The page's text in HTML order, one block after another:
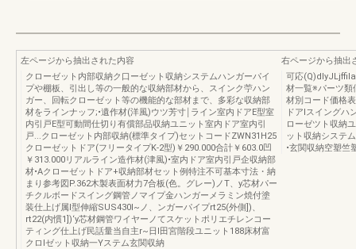
左ページから抽出された内容
クローゼット内部収納ク口ーゼット収納システムハンガーパイ
プや棚板、引出し等の一般的な収納部材から、スインク苧ハン
ガー、回転クローゼット等の機能的な部材まで、多彩な収納部
材をラインナッフ;•遺作材(洋風)ウツ芳寸￨ライン室内ドアE型室
内引戸E型可動間仕切り有償部品収納ユニット室内ドア室内引
戸...クローゼット内部収納(標準タイプ)セットコードZWN31H25
クローゼットドア(フリータイプK-2型)￥290.000合計￥603.0凹
￥313.000リアルライン造作材(津風)•室内ドア室内引戸企収納部
材•Aクローゼットドア+収納部材セット例特注不可基本寸法・納
まり参考図P.362木製表面材力7合板(色。グレー)ノT、y芯材パー
チクルボードスイング鋼管ノマイプ金ハンガーメラミン焼付塗
装仕上げ属I型伸縮SUS430I~ノ、ンガーパイプrt25(外側])、
rt22(内慣1])‘y芯材鋼管ワイヤーノてスケットポリエチレンコー
ティング仕上げ民話量当自主r~日l田宮階段ユニット188床材富
クロlゼット収納一Yステム玄関収納
右ページから抽出
可応(Q)dlyJLjffila
材一覧※パーツ類
材別コード価格
ドアlスイングハ
ローゼツト収納
ット収納システ
•玄関収納空塑竺